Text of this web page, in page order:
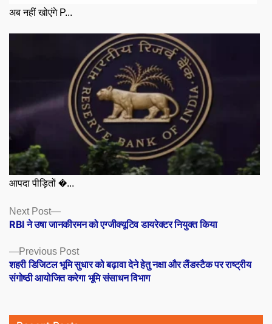
अब नहीं खोएंगे P...
आपदा पीड़ितों �...
Posts
navigation
Previous PostPrevious
post:
शहरी डिजिटल भूमि सुधार को बढ़ावा देने हेतु नक्षा और लैंडस्टैक पर राष्ट्रीय
संगोष्ठी आयोजित करेगा भूमि संसाधन विभाग
Next Post
Next
post:
RBI ने उषा जानकीरमन को एग्जीक्यूटिव डायरेक्टर नियुक्त किया